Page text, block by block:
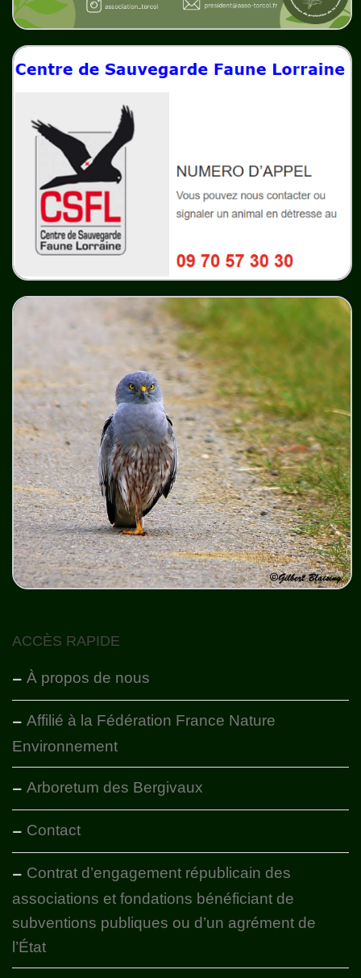
ACCÈS RAPIDE
À propos de nous
Affilié à la Fédération France Nature
Environnement
Arboretum des Bergivaux
Contact
Contrat d’engagement républicain des
associations et fondations bénéficiant de
subventions publiques ou d’un agrément de
l’État